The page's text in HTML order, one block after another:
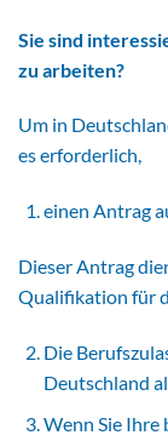
Sie sind
zu arbeiten?
Um in
es erforderlich,
einen Antrag
Dieser Antrag
Qualifikation für
Die
Deutschland
Wenn Sie Ihre